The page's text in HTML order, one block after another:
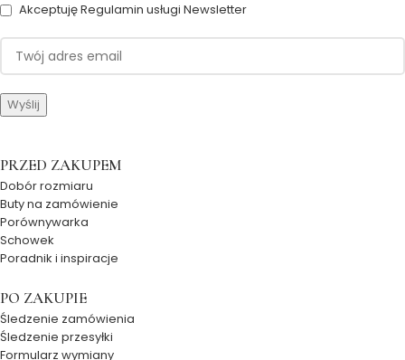
Akceptuję Regulamin usługi Newsletter
PRZED ZAKUPEM
Dobór rozmiaru
Buty na zamówienie
Porównywarka
Schowek
Poradnik i inspiracje
PO ZAKUPIE
Śledzenie zamówienia
Śledzenie przesyłki
Formularz wymiany